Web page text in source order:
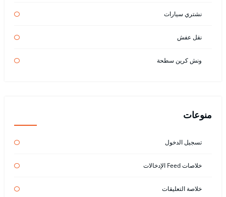
نشتري سيارات
نقل عفش
ونش كرين سطحة
منوعات
تسجيل الدخول
خلاصات Feed الإدخالات
خلاصة التعليقات